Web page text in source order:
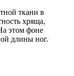
ткани в
хряща,
этом фоне
длины ног.